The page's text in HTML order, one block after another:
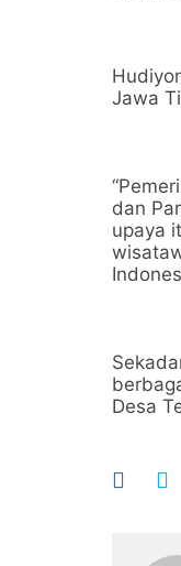
Jawa
dan
upaya
Desa